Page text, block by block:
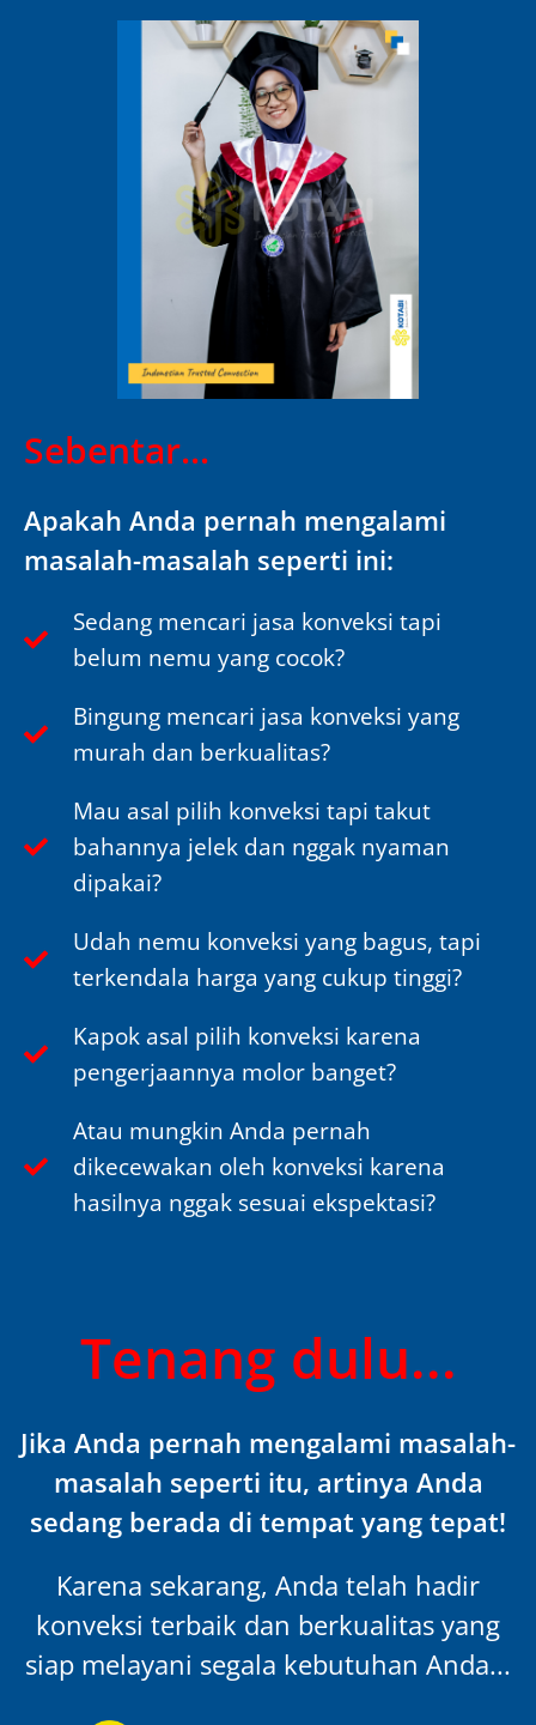
Sebentar...
Apakah Anda pernah mengalami
masalah-masalah seperti ini:
Sedang mencari jasa konveksi tapi
belum nemu yang cocok?
Bingung mencari jasa konveksi yang
murah dan berkualitas?
Mau asal pilih konveksi tapi takut
bahannya jelek dan nggak nyaman
dipakai?
Udah nemu konveksi yang bagus, tapi
terkendala harga yang cukup tinggi?
Kapok asal pilih konveksi karena
pengerjaannya molor banget?
Atau mungkin Anda pernah
dikecewakan oleh konveksi karena
hasilnya nggak sesuai ekspektasi?
Tenang dulu...
Jika Anda pernah mengalami masalah-
masalah seperti itu, artinya Anda
sedang berada di tempat yang tepat!
Karena sekarang, Anda telah hadir
konveksi terbaik dan berkualitas yang
siap melayani segala kebutuhan Anda...